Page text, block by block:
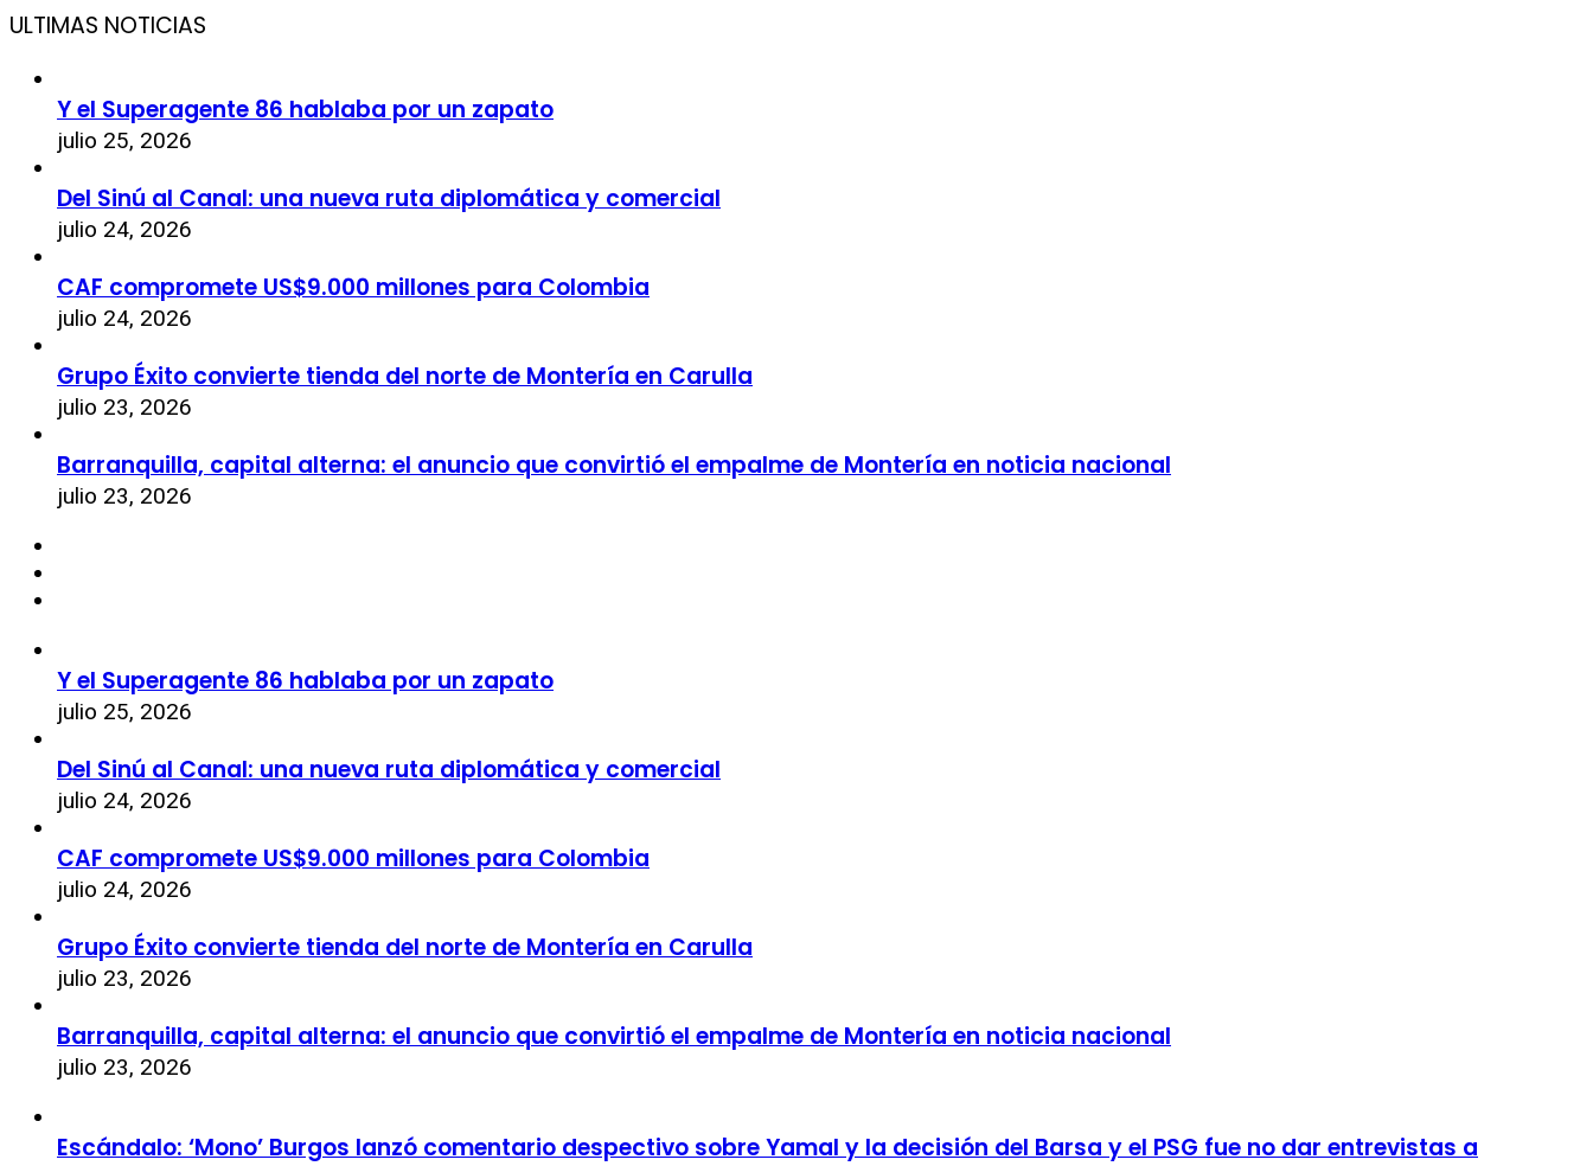
ULTIMAS NOTICIAS
Y el Superagente 86 hablaba por un zapato
julio 25, 2026
Del Sinú al Canal: una nueva ruta diplomática y comercial
julio 24, 2026
CAF compromete US$9.000 millones para Colombia
julio 24, 2026
Grupo Éxito convierte tienda del norte de Montería en Carulla
julio 23, 2026
Barranquilla, capital alterna: el anuncio que convirtió el empalme de Montería en noticia nacional
julio 23, 2026
Y el Superagente 86 hablaba por un zapato
julio 25, 2026
Del Sinú al Canal: una nueva ruta diplomática y comercial
julio 24, 2026
CAF compromete US$9.000 millones para Colombia
julio 24, 2026
Grupo Éxito convierte tienda del norte de Montería en Carulla
julio 23, 2026
Barranquilla, capital alterna: el anuncio que convirtió el empalme de Montería en noticia nacional
julio 23, 2026
Escándalo: ‘Mono’ Burgos lanzó comentario despectivo sobre Yamal y la decisión del Barsa y el PSG fue no dar entrevistas a